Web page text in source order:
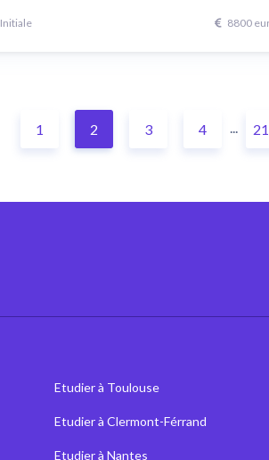
Initiale 8800
1 2 3 4
Etudier à Toulouse
Etudier à Clermont-Férrand
Etudier à Nantes